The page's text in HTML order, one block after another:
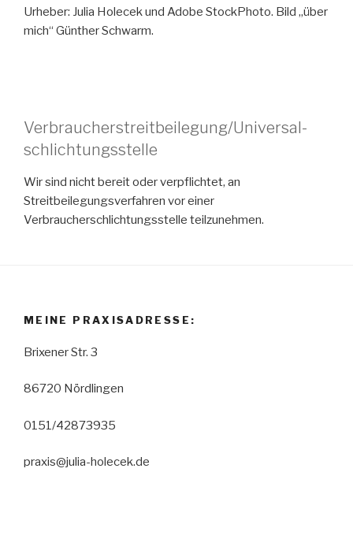
Urheber: Julia Holecek und Adobe StockPhoto. Bild „über
mich“ Günther Schwarm.
Verbraucher­streit­beilegung/Universal­
schlichtungs­stelle
Wir sind nicht bereit oder verpflichtet, an
Streitbeilegungsverfahren vor einer
Verbraucherschlichtungsstelle teilzunehmen.
MEINE PRAXISADRESSE:
Brixener Str. 3
86720 Nördlingen
0151/42873935
praxis@julia-holecek.de